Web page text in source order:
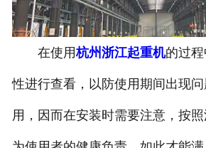
在使用杭州浙江起重机的过
性进行查看，以防使用期间出现
用，因而在安装时需要注意，按